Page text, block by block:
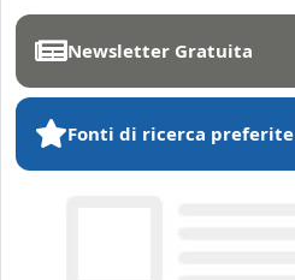
Newsletter Gratuita
Fonti di ricerca preferite